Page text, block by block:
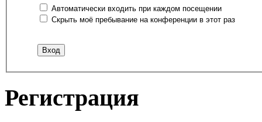
Автоматически входить при каждом посещении
Скрыть моё пребывание на конференции в этот раз
Регистрация